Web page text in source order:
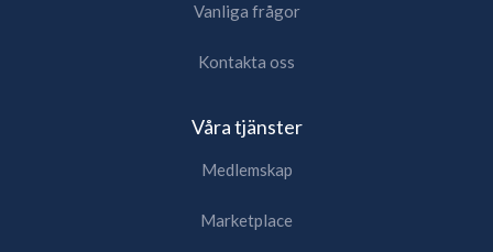
Vanliga frågor
Kontakta oss
Våra tjänster
Medlemskap
Marketplace